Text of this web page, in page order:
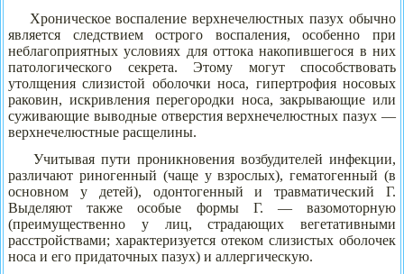
Хроническое воспаление верхнечелюстных пазух обычно
является следствием острого воспаления, особенно при
неблагоприятных условиях для оттока накопившегося в них
патологического секрета. Этому могут способствовать
утолщения слизистой оболочки носа, гипертрофия носовых
раковин, искривления перегородки носа, закрывающие или
суживающие выводные отверстия верхнечелюстных пазух —
верхнечелюстные расщелины.
Учитывая пути проникновения возбудителей инфекции,
различают риногенный (чаще у взрослых), гематогенный (в
основном у детей), одонтогенный и травматический Г.
Выделяют также особые формы Г. — вазомоторную
(преимущественно у лиц, страдающих вегетативными
расстройствами; характеризуется отеком слизистых оболочек
носа и его придаточных пазух) и аллергическую.